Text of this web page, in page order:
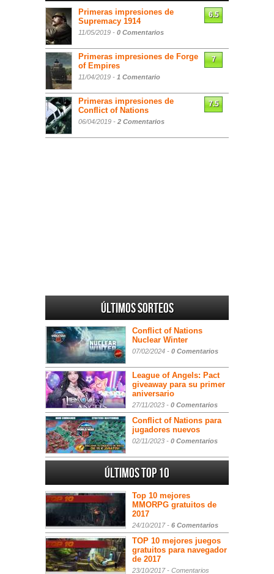
Primeras impresiones de
Supremacy 1914
11/05/2019 - 0 Comentarios
6.5
Primeras impresiones de Forge
of Empires
11/04/2019 - 1 Comentario
7
Primeras impresiones de
Conflict of Nations
06/04/2019 - 2 Comentarios
7.5
Últimos sorteos
Conflict of Nations
Nuclear Winter
07/02/2024 - 0 Comentarios
League of Angels: Pact
giveaway para su primer
aniversario
27/11/2023 - 0 Comentarios
Conflict of Nations para
jugadores nuevos
02/11/2023 - 0 Comentarios
Últimos Top 10
Top 10 mejores
MMORPG gratuitos de
2017
24/10/2017 - 6 Comentarios
TOP 10 mejores juegos
gratuitos para navegador
de 2017
23/10/2017 - Comentarios